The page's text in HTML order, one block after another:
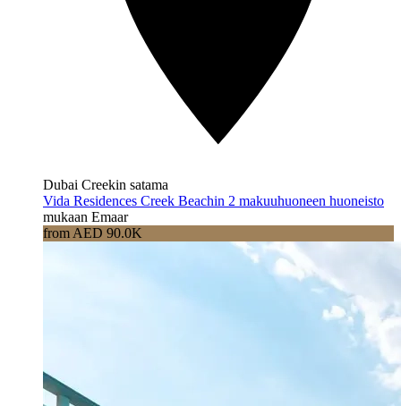
Dubai Creekin satama
Vida Residences Creek Beachin 2 makuuhuoneen huoneisto
mukaan Emaar
from AED 90.0K